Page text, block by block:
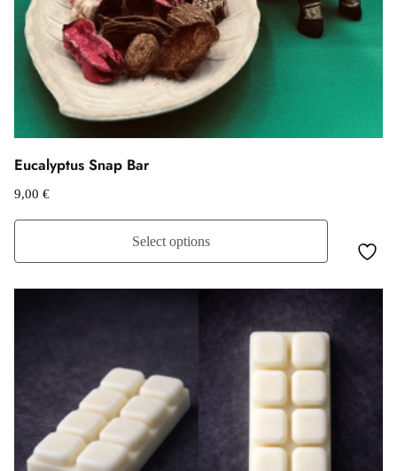
Eucalyptus Snap Bar
9,00 €
Select options